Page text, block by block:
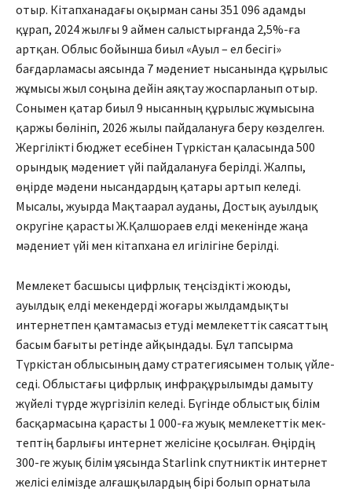
отыр. Кітапханадағы оқырман саны 351 096 адамды
құрап, 2024 жылғы 9 аймен салыстырғанда 2,5%-ға
артқан. Облыс бойынша биыл «Ауыл – ел бесігі»
бағдарламасы аясында 7 мәдениет нысанында құрылыс
жұмысы жыл соңына дейін аяқтау жоспарланып отыр.
Сонымен қатар биыл 9 нысанның құрылыс жұмысына
қаржы бөлі­ніп, 2026 жылы пайдалануға беру көзделген.
Жергілікті бюджет есебінен Түркістан қаласында 500
орындық мәдениет үйі пайда­лануға беріл­ді. Жалпы,
өңірде мәдени нысандар­дың қатары ар­тып келеді.
Мысалы, жуырда Мақ­таарал ауданы, Дос­тық ауылдық
округіне қарасты Ж.Қал­шораев елді мекенінде жаңа
мәдениет үйі мен кітапхана ел игілігіне берілді.
Мемлекет басшысы цифрлық теңсіздікті жоюды,
ауылдық елді мекендерді жоғары жылдамдықты
интернетпен қамтамасыз етуді мемлекеттік саясаттың
басым бағыты ретінде айқындады. Бұл тапсырма
Түркістан облысының даму стратегиясымен толық үйле­
седі. Облыстағы цифрлық инфра­құрылымды дамыту
жүйелі түр­де жүргізіліп келеді. Бүгінде облыс­тық білім
басқармасына қарас­ты 1 000-ға жуық мемлекеттік мек­
тептің барлығы интернет же­лісіне қосылған. Өңірдің
300-ге жуық білім ұясында Starlink спутниктік интернет
желі­сі елімізде алғашқылардың бірі бо­лып орнатыла